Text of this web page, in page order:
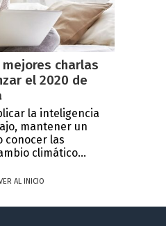
charlas
el 2020 de
la inteligencia
mantener un
conocer las
climático...
AL INICIO